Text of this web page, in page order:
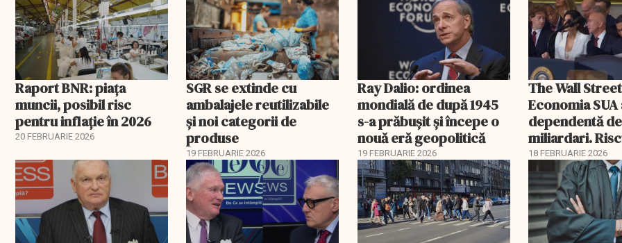
Raport BNR: piața
muncii, posibil risc
pentru inflație în 2026
20 FEBRUARIE 2026
SGR se extinde cu
ambalajele reutilizabile
și noi categorii de
produse
19 FEBRUARIE 2026
Ray Dalio: ordinea
mondială de după 1945
s-a prăbușit și începe o
nouă eră geopolitică
19 FEBRUARIE 2026
The Wall
Economia
dependentă de
miliardari.
pentru burse
18 FEBRUARIE 2026
EXCLUSIV EXCLUSIV